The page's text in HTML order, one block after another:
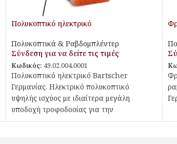
Πολυκοπτικό ηλεκτρικό
Πολυκοπτικά & Ραβδομπλέντερ
Σύνδεση για να δείτε τις τιμές
Κωδικός: 49.02.004.0001
Πολυκοπτικό ηλεκτρικό Bartscher
Γερμανίας. Ηλεκτρικό πολυκοπτικό
υψηλής ισχύος με ιδιαίτερα μεγάλη
υποδοχή τροφοδοσίας για την
επεξεργασία λαχανικών, φρούτων ή